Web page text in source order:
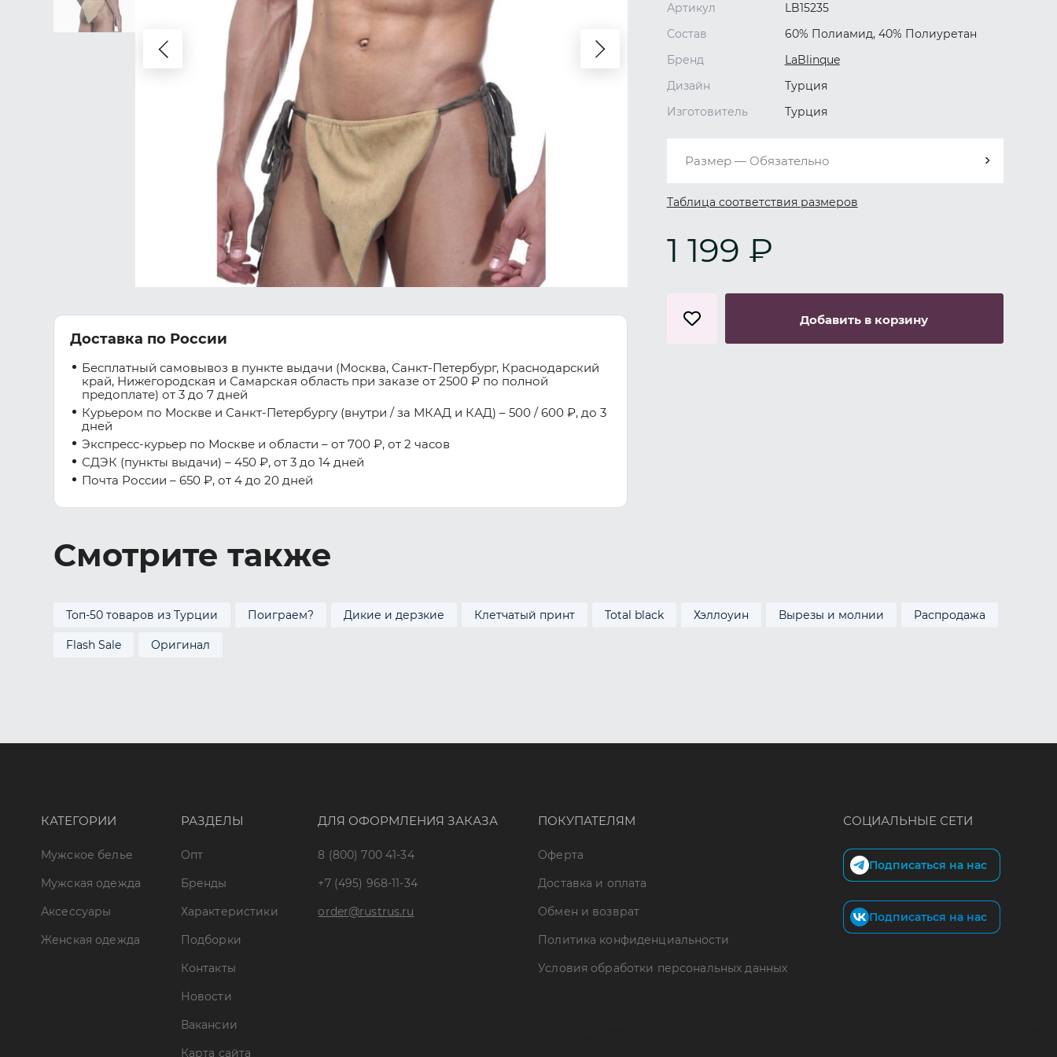
Доставка по России
Бесплатный самовывоз в пункте выдачи (Москва, Санкт-Петербург, Краснодарский
край, Нижегородская и Самарская область при заказе от 2500 ₽ по полной
предоплате) от 3 до 7 дней
Курьером по Москве и Санкт-Петербургу (внутри / за МКАД и КАД) – 500 / 600 ₽, до 3
дней
Экспресс-курьер по Москве и области – от 700 ₽, от 2 часов
СДЭК (пункты выдачи) – 450 ₽, от 3 до 14 дней
Почта России – 650 ₽, от 4 до 20 дней
Артикул
LB15235
Состав
60% Полиамид, 40% Полиуретан
Бренд
LaBlinque
Дизайн
Турция
Изготовитель
Турция
Размер — Обязательно
Таблица соответствия размеров
1 199 ₽
Добавить в корзину
Смотрите также
Топ-50 товаров из Турции Поиграем? Дикие и дерзкие Клетчатый принт Total black Хэллоуин Вырезы и молнии Распродажа
Flash Sale Оригинал
КАТЕГОРИИ
Мужское белье
Мужская одежда
Аксессуары
Женская одежда
РАЗДЕЛЫ
Опт
Бренды
Характеристики
Подборки
Контакты
Новости
Вакансии
Карта сайта
ДЛЯ ОФОРМЛЕНИЯ ЗАКАЗА
8 (800) 700 41-34
+7 (495) 968-11-34
order@rustrus.ru
ПОКУПАТЕЛЯМ
Оферта
Доставка и оплата
Обмен и возврат
Политика конфиденциальности
Условия обработки персональных данных
СОЦИАЛЬНЫЕ СЕТИ
Подписаться на нас
Подписаться на нас